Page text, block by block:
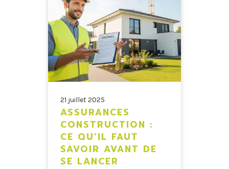
21 juillet 2025
ASSURANCES
CONSTRUCTION :
CE QU’IL FAUT
SAVOIR AVANT DE
SE LANCER